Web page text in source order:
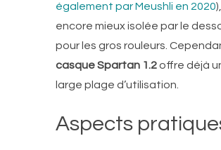
également par Meushli en 2020),
encore mieux isolée par le
pour les gros rouleurs.
casque Spartan 1.2offre déjà
large plage d’utilisation.
Aspects